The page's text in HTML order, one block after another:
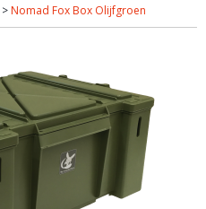
> Nomad Fox Box Olijfgroen